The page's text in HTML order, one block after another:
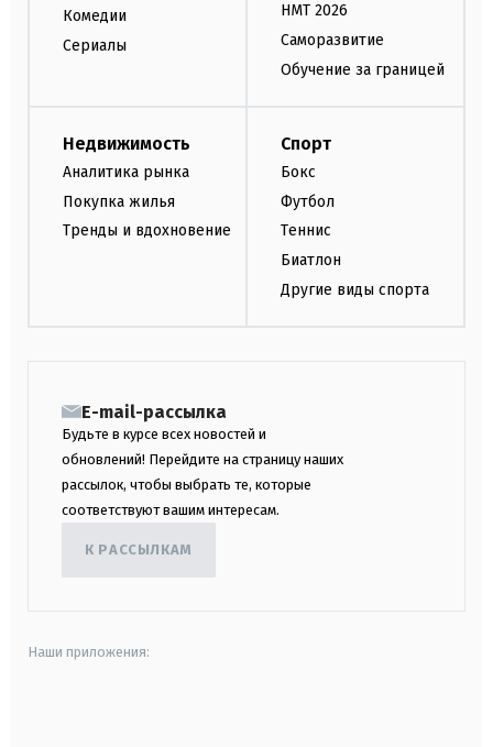
Комедии
Сериалы
НМТ 2026
Саморазвитие
Обучение за границей
Недвижимость
Аналитика рынка
Покупка жилья
Тренды и вдохновение
Спорт
Бокс
Футбол
Теннис
Биатлон
Другие виды спорта
E-mail-рассылка
Будьте в курсе всех новостей и
обновлений! Перейдите на страницу наших
рассылок, чтобы выбрать те, которые
соответствуют вашим интересам.
К РАССЫЛКАМ
Наши приложения: